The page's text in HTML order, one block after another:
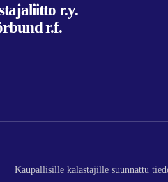
r.y.
r.f.
Kaupallisille kalastajille suunnattu